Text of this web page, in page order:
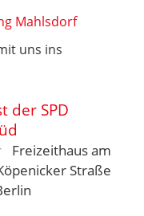
Mahlsdorf
uns ins
der SPD
Freizeithaus am
Straße